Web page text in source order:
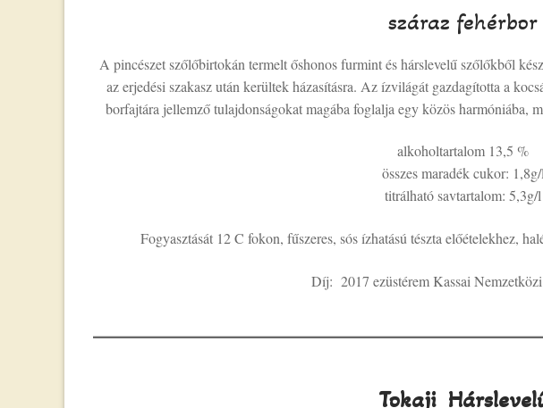
száraz fehérbor
A pincészet szőlőbirtokán termelt őshonos furmint és hárslevelű szőlőkből
az erjedési szakasz után kerültek házasításra. Az ízvilágát gazdagította a
borfajtára jellemző tulajdonságokat magába foglalja egy közös harmóniába,
alkoholtartalom 13,5 %
összes maradék cukor:
titrálható savtartalom: 5,3g/l
Fogyasztását 12 C fokon, fűszeres, sós ízhatású tészta előételekhez,
Díj: 2017 ezüstérem Kassai
Tokaji